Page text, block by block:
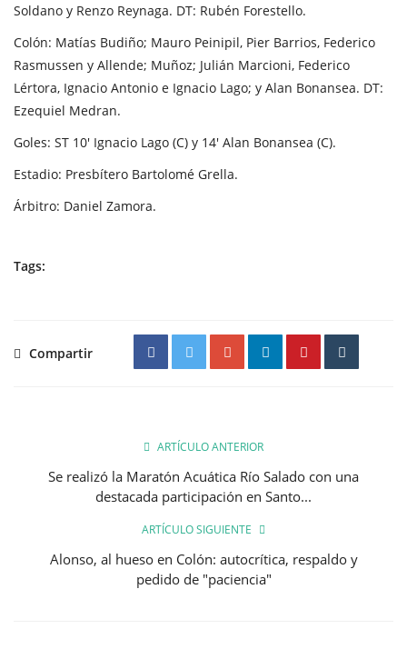
Soldano y Renzo Reynaga. DT: Rubén Forestello.
Colón: Matías Budiño; Mauro Peinipil, Pier Barrios, Federico
Rasmussen y Allende; Muñoz; Julián Marcioni, Federico
Lértora, Ignacio Antonio e Ignacio Lago; y Alan Bonansea. DT:
Ezequiel Medran.
Goles: ST 10' Ignacio Lago (C) y 14' Alan Bonansea (C).
Estadio: Presbítero Bartolomé Grella.
Árbitro: Daniel Zamora.
Tags:
Compartir
ARTÍCULO ANTERIOR
Se realizó la Maratón Acuática Río Salado con una
destacada participación en Santo...
ARTÍCULO SIGUIENTE
Alonso, al hueso en Colón: autocrítica, respaldo y
pedido de "paciencia"